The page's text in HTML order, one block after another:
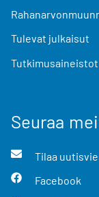
Tulevat julkaisut
Tutkimusaineistot
Seuraa
Tilaa
Facebook